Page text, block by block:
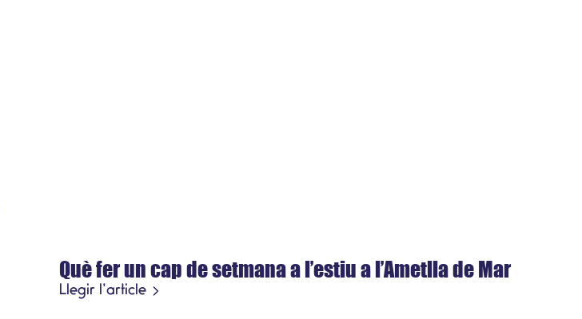
3 de juliol del 2026
Què fer un cap de setmana a l’estiu a l’Ametlla de Mar
Llegir l’article